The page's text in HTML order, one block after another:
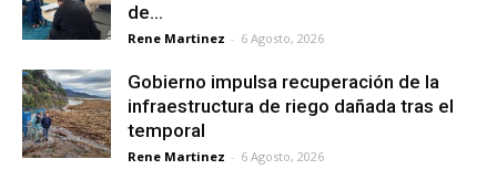
de...
Rene Martinez - 6 Agosto, 2026
Gobierno impulsa recuperación de la
infraestructura de riego dañada tras el
temporal
Rene Martinez - 6 Agosto, 2026